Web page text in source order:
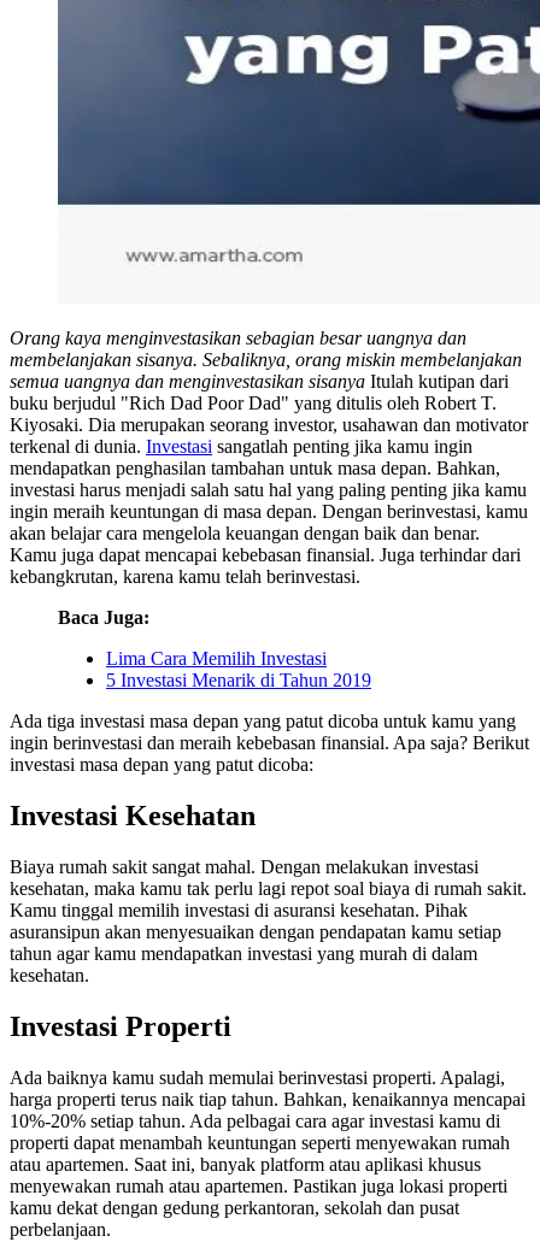
Orang kaya menginvestasikan sebagian besar uangnya dan
membelanjakan sisanya. Sebaliknya, orang miskin membelanjakan
semua uangnya dan menginvestasikan sisanya Itulah kutipan dari
buku berjudul "Rich Dad Poor Dad" yang ditulis oleh Robert T.
Kiyosaki. Dia merupakan seorang investor, usahawan dan motivator
terkenal di dunia. Investasi sangatlah penting jika kamu ingin
mendapatkan penghasilan tambahan untuk masa depan. Bahkan,
investasi harus menjadi salah satu hal yang paling penting jika kamu
ingin meraih keuntungan di masa depan. Dengan berinvestasi, kamu
akan belajar cara mengelola keuangan dengan baik dan benar.
Kamu juga dapat mencapai kebebasan finansial. Juga terhindar dari
kebangkrutan, karena kamu telah berinvestasi.
Baca Juga:
Lima Cara Memilih Investasi
5 Investasi Menarik di Tahun 2019
Ada tiga investasi masa depan yang patut dicoba untuk kamu yang
ingin berinvestasi dan meraih kebebasan finansial. Apa saja? Berikut
investasi masa depan yang patut dicoba:
Investasi Kesehatan
Biaya rumah sakit sangat mahal. Dengan melakukan investasi
kesehatan, maka kamu tak perlu lagi repot soal biaya di rumah sakit.
Kamu tinggal memilih investasi di asuransi kesehatan. Pihak
asuransipun akan menyesuaikan dengan pendapatan kamu setiap
tahun agar kamu mendapatkan investasi yang murah di dalam
kesehatan.
Investasi Properti
Ada baiknya kamu sudah memulai berinvestasi properti. Apalagi,
harga properti terus naik tiap tahun. Bahkan, kenaikannya mencapai
10%-20% setiap tahun. Ada pelbagai cara agar investasi kamu di
properti dapat menambah keuntungan seperti menyewakan rumah
atau apartemen. Saat ini, banyak platform atau aplikasi khusus
menyewakan rumah atau apartemen. Pastikan juga lokasi properti
kamu dekat dengan gedung perkantoran, sekolah dan pusat
perbelanjaan.